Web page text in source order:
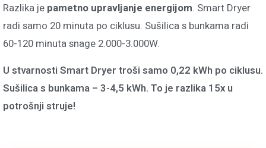
Razlika je pametno upravljanje energijom. Smart Dryer
radi samo 20 minuta po ciklusu. Sušilica s bunkama radi
60-120 minuta snage 2.000-3.000W.
U stvarnosti Smart Dryer troši samo 0,22 kWh po ciklusu.
Sušilica s bunkama – 3-4,5 kWh. To je razlika 15x u
potrošnji struje!